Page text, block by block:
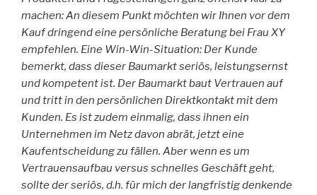
machen: An diesem Punkt möchten wir Ihnen vor dem
Kauf dringend eine persönliche Beratung bei Frau XY
empfehlen. Eine Win-Win-Situation: Der Kunde
bemerkt, dass dieser Baumarkt seriös, leistungsernst
und kompetent ist. Der Baumarkt baut Vertrauen auf
und tritt in den persönlichen Direktkontakt mit dem
Kunden. Es ist zudem einmalig, dass ihnen ein
Unternehmen im Netz davon abrät, jetzt eine
Kaufentscheidung zu fällen. Aber wenn es um
Vertrauensaufbau versus schnelles Geschäft geht,
sollte der seriös, d.h. für mich der langfristig denkende